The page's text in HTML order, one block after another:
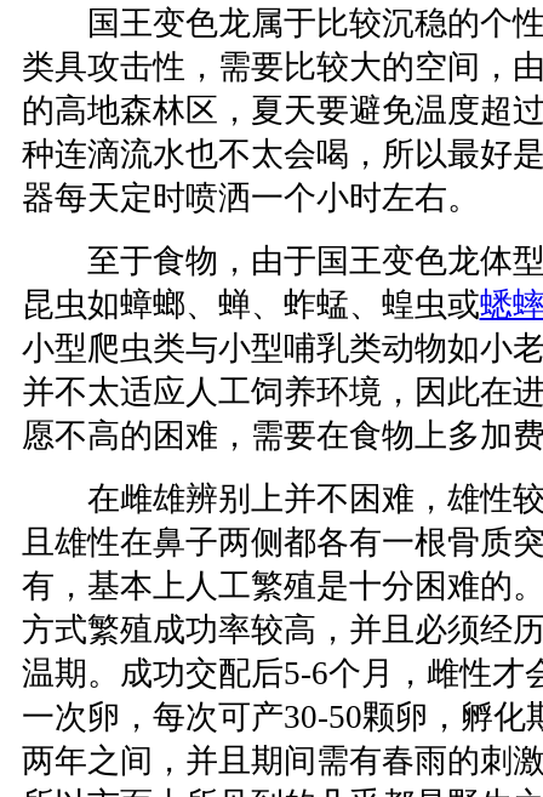
国王变色龙属于比较沉稳的个性
类具攻击性，需要比较大的空间，
的高地森林区，夏天要避免温度超
种连滴流水也不太会喝，所以最好
器每天定时喷洒一个小时左右。
至于食物，由于国王变色龙体型
昆虫如蟑螂、蝉、蚱蜢、蝗虫或蟋
小型爬虫类与小型哺乳类动物如小
并不太适应人工饲养环境，因此在
愿不高的困难，需要在食物上多加
在雌雄辨别上并不困难，雄性较
且雄性在鼻子两侧都各有一根骨质
有，基本上人工繁殖是十分困难的
方式繁殖成功率较高，并且必须经
温期。成功交配后5-6个月，雌性才
一次卵，每次可产30-50颗卵，孵化
两年之间，并且期间需有春雨的刺